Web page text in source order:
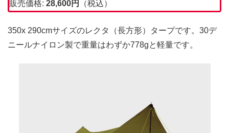
販売価格: 28,600円 （税込）
350x 290cmサイズのレクタ（長方形）タープです。30デ
ニールナイロン製で重量はわずか778gと軽量です。